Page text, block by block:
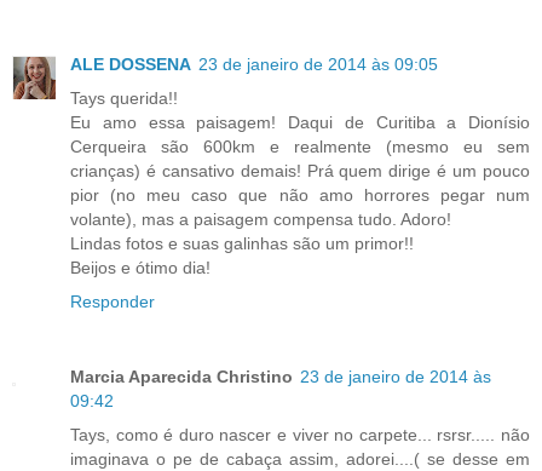
ALE DOSSENA 23 de janeiro de 2014 às 09:05
Tays querida!!
Eu amo essa paisagem! Daqui de Curitiba a Dionísio
Cerqueira são 600km e realmente (mesmo eu sem
crianças) é cansativo demais! Prá quem dirige é um pouco
pior (no meu caso que não amo horrores pegar num
volante), mas a paisagem compensa tudo. Adoro!
Lindas fotos e suas galinhas são um primor!!
Beijos e ótimo dia!
Responder
Marcia Aparecida Christino 23 de janeiro de 2014 às
09:42
Tays, como é duro nascer e viver no carpete... rsrsr..... não
imaginava o pe de cabaça assim, adorei....( se desse em